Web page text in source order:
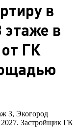
в
в
ГК
3, Экогород
Застройщик ГК